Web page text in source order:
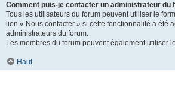
Comment puis-je contacter un administrateur du
Tous les utilisateurs du forum peuvent utiliser le
lien « Nous contacter » si cette fonctionnalité a été
administrateurs du forum.
Les membres du forum peuvent également utiliser
Haut